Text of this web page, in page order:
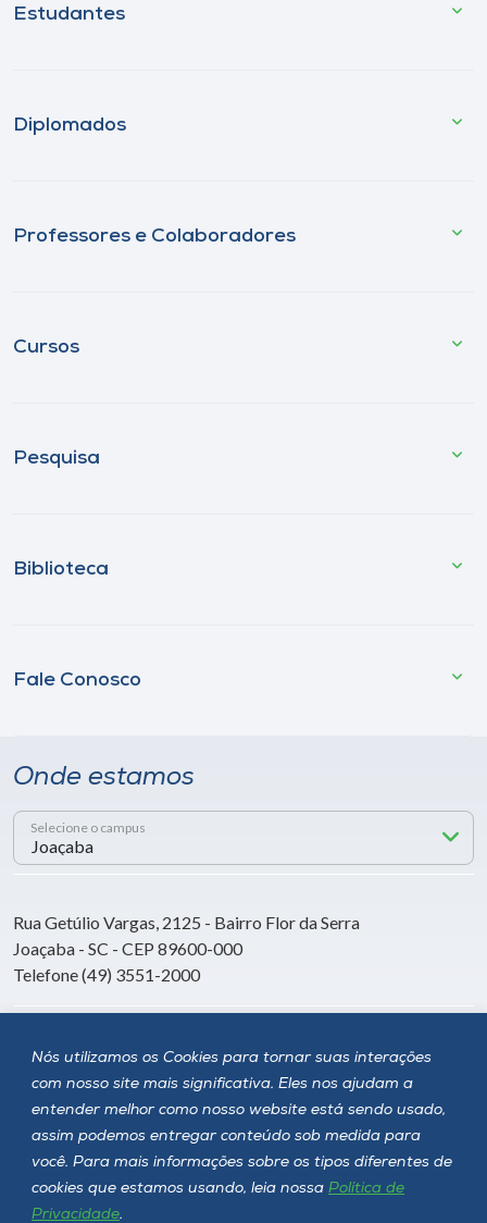
Nós utilizamos os Cookies para tornar suas interações
com nosso site mais significativa. Eles nos ajudam a
entender melhor como nosso website está sendo usado,
assim podemos entregar conteúdo sob medida para
você. Para mais informações sobre os tipos diferentes de
cookies que estamos usando, leia nossa Política de
Privacidade.
Estudantes
Diplomados
Professores e Colaboradores
Cursos
Pesquisa
Biblioteca
Fale Conosco
Onde estamos
Selecione o campus
Rua Getúlio Vargas, 2125 - Bairro Flor da Serra
Joaçaba - SC - CEP 89600-000
Telefone (49) 3551-2000
Siga a Unoesc